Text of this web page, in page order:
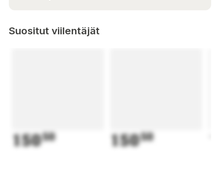
Suositut viilentäjät
15050 15050